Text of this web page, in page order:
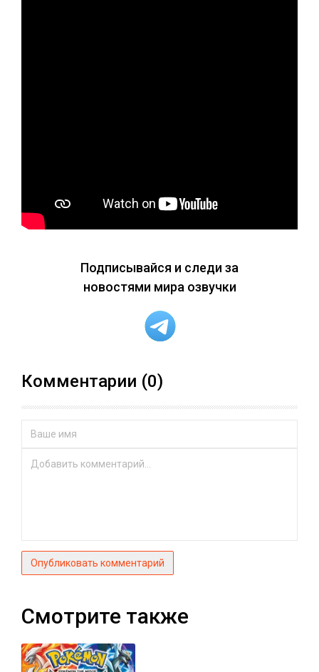
Подписывайся и следи за
новостями мира озвучки
Комментарии (0)
Опубликовать комментарий
Смотрите также